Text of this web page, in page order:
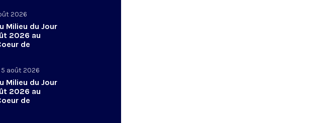
2026
Milieu du Jour
2026 au
de
août 2026
Milieu du Jour
2026 au
de